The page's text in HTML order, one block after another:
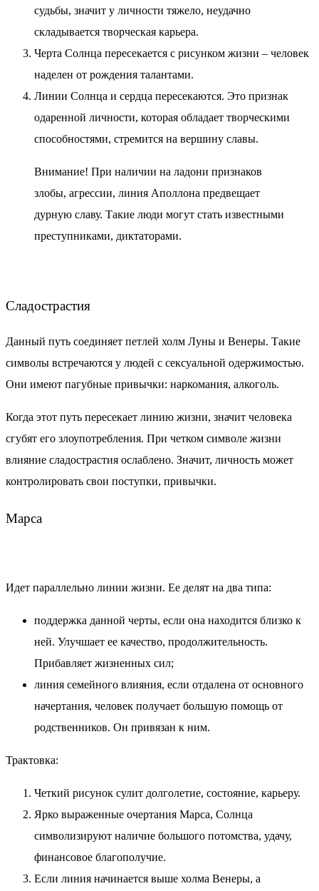
судьбы, значит у личности тяжело, неудачно
складывается творческая карьера.
Черта Солнца пересекается с рисунком жизни – человек
наделен от рождения талантами.
Линии Солнца и сердца пересекаются. Это признак
одаренной личности, которая обладает творческими
способностями, стремится на вершину славы.
Внимание! При наличии на ладони признаков
злобы, агрессии, линия Аполлона предвещает
дурную славу. Такие люди могут стать известными
преступниками, диктаторами.
Сладострастия
Данный путь соединяет петлей холм Луны и Венеры. Такие
символы встречаются у людей с сексуальной одержимостью.
Они имеют пагубные привычки: наркомания, алкоголь.
Когда этот путь пересекает линию жизни, значит человека
сгубят его злоупотребления. При четком символе жизни
влияние сладострастия ослаблено. Значит, личность может
контролировать свои поступки, привычки.
Марса
Идет параллельно линии жизни. Ее делят на два типа:
поддержка данной черты, если она находится близко к
ней. Улучшает ее качество, продолжительность.
Прибавляет жизненных сил;
линия семейного влияния, если отдалена от основного
начертания, человек получает большую помощь от
родственников. Он привязан к ним.
Трактовка:
Четкий рисунок сулит долголетие, состояние, карьеру.
Ярко выраженные очертания Марса, Солнца
символизируют наличие большого потомства, удачу,
финансовое благополучие.
Если линия начинается выше холма Венеры, а